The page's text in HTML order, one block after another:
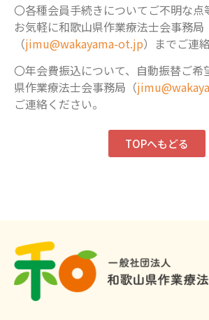
〇各種会員手続きについてご不明な点
お気軽に和歌山県作業療法士会事務局
（jimu@wakayama-ot.jp）までご連
〇年会費振込について、自動振替ご希
県作業療法士会事務局（
ご連絡ください。
TOPへもどる